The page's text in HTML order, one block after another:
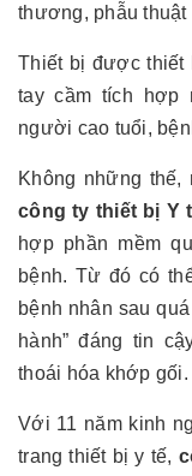
thương, phẫu thuật
Thiết bị được thiết
tay cầm tích hợp
người cao tuổi,
Không những
công ty thiết bị Y
hợp phần mềm
bệnh. Từ đó có
bệnh nhân sau
hành” đáng tin
thoái hóa khớp gối.
Với 11 năm kinh
trang thiết bị y tế,